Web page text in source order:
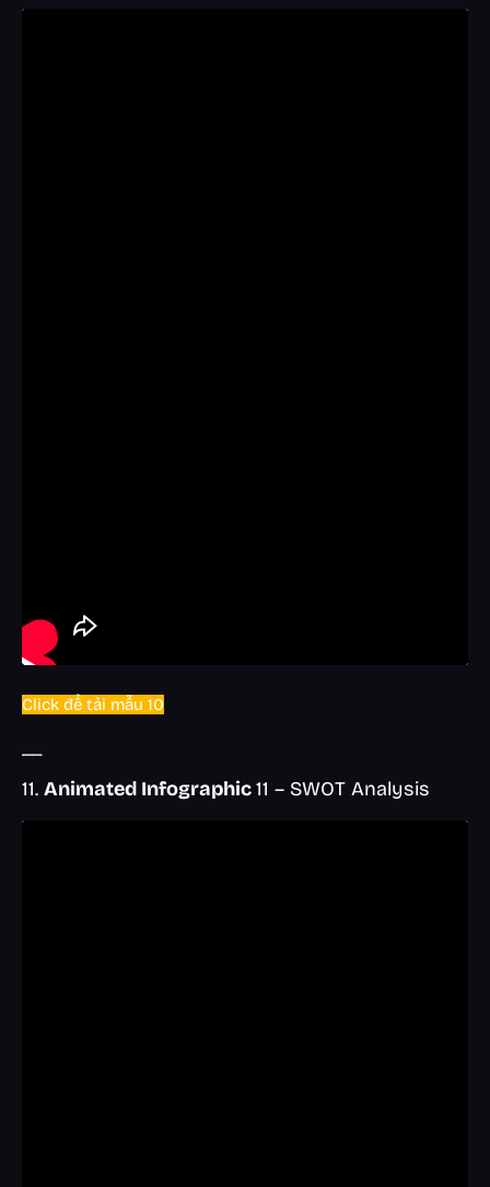
Click để tải mẫu 10
11. Animated Infographic11 – SWOT Analysis